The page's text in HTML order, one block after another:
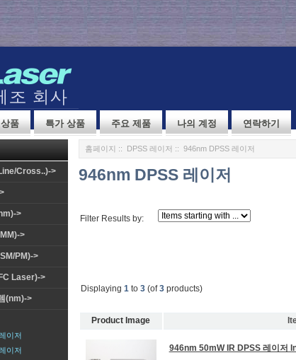
품 특가 상품 주요 제품 나의 계정 연락하기
Cross..)->
>
>
PM)->
Laser)->
(nm)->
이저
이저
홈페이지 :: DPSS 레이저 :: 946nm DPSS 레이저
946nm DPSS 레이저
Filter Results by:
Displaying 1to 3(of3products)
Product Image
946nm 50mW IR DPSS 레이